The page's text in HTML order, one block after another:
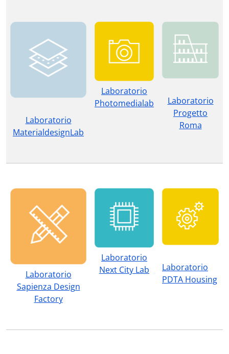
Laboratorio
MaterialdesignLab
Laboratorio
Photomedialab
Laboratorio
Progetto
Roma
Laboratorio
Sapienza Design
Factory
Laboratorio
Next City Lab
Laboratorio
PDTA Housing